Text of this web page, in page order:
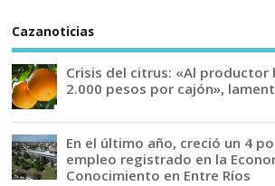
Cazanoticias
Crisis del citrus: «Al productor
2.000 pesos por cajón»,
En el último año, creció un 4
empleo registrado en la
Conocimiento en Entre Ríos